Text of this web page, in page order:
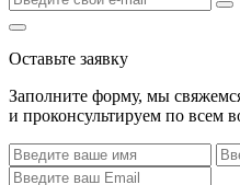
Оставьте заявку
Заполните форму, мы
и проконсультируем по всем